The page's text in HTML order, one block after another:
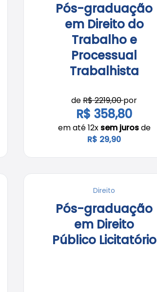
Pós-graduação
em Direito do
Trabalho e
Processual
Trabalhista
deR$ 2219,00por
R$ 358,80
em até 12x sem jurosde
R$ 29,90
Direito
Pós-graduação
em Direito
Público Licitatório